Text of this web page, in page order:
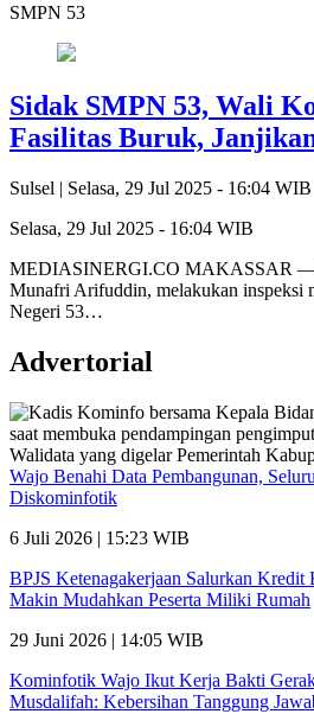
SMPN 53
Sidak SMPN 53, Wali
Fasilitas Buruk,
Sulsel | Selasa, 29 Jul 2025 - 16:04 WIB
Selasa, 29 Jul 2025 - 16:04 WIB
MEDIASINERGI.CO MAKASSAR —
Munafri Arifuddin, melakukan inspeksi
Negeri 53…
Advertorial
Wajo Benahi Data Pembangunan,
Diskominfotik
6 Juli 2026 | 15:23 WIB
BPJS Ketenagakerjaan Salurkan
Makin Mudahkan Peserta Miliki Rumah
29 Juni 2026 | 14:05 WIB
Kominfotik Wajo Ikut Kerja Bakti
Musdalifah: Kebersihan Tanggung